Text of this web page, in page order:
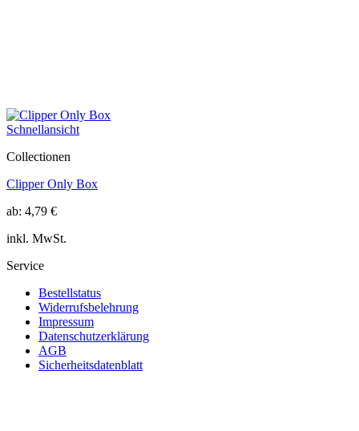
Schnellansicht
Collectionen
Clipper Only Box
ab: 4,79 €
inkl. MwSt.
Service
Bestellstatus
Widerrufsbelehrung
Impressum
Datenschutzerklärung
AGB
Sicherheitsdatenblatt